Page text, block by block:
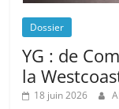
Dossier
YG : de
la
18 juin 2026